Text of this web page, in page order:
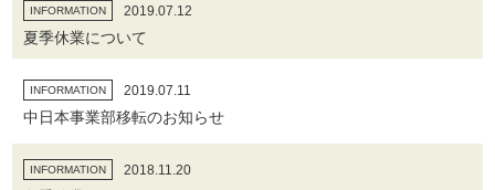
INFORMATION 2019.07.12
夏季休業について
INFORMATION 2019.07.11
中日本事業部移転のお知らせ
INFORMATION 2018.11.20